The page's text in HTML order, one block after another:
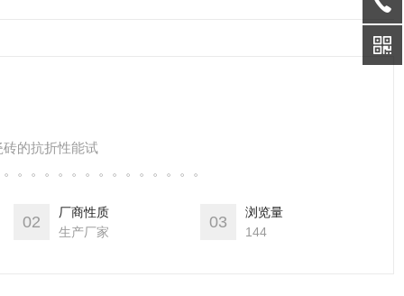
的抗折性能试
。。。。。。。。。。。。。。
02
厂商性质
生产厂家
03
浏览量
144